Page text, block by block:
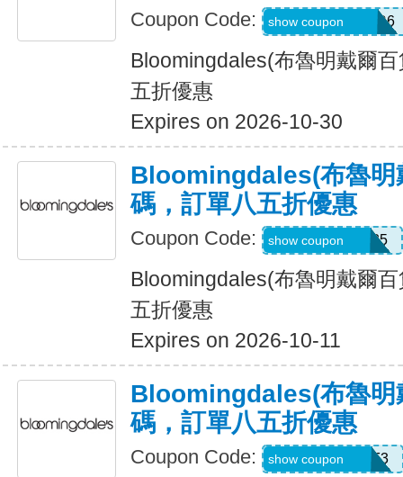
Coupon Code: Z7LP8BHW2WR6
show coupon
Bloomingdales(布魯明戴爾
五折優惠
Expires on 2026-10-30
Bloomingdales(布魯明
碼，訂單八五折優惠
Coupon Code: Z7F2LWNLZM35
show coupon
Bloomingdales(布魯明戴爾
五折優惠
Expires on 2026-10-11
Bloomingdales(布魯明
碼，訂單八五折優惠
Coupon Code: ZKCV977HM9F3
show coupon